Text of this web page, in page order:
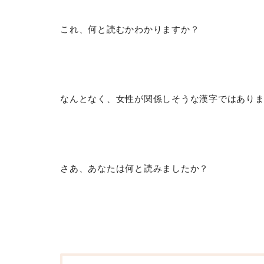
これ、何と読むかわかりますか？
なんとなく、女性が関係しそうな漢字ではあり
さあ、あなたは何と読みましたか？